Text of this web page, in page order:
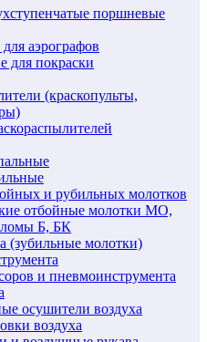
поршневые
аэрографов
для покраски
(краскопульты,
и рубильных молотков
отбойные молотки МО,
Б, БК
(зубильные молотки)
и пневмоинструмента
осушители воздуха
воздуха